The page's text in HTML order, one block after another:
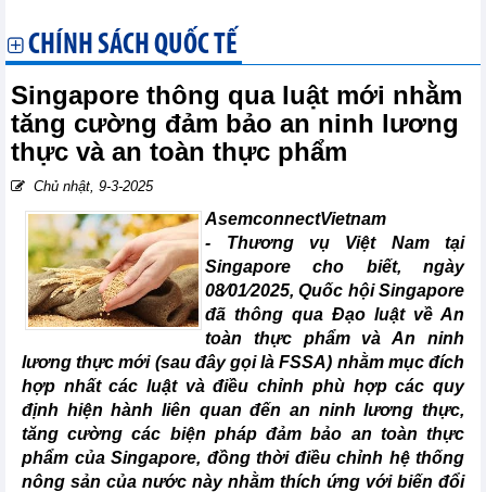
CHÍNH SÁCH QUỐC TẾ
Singapore thông qua luật mới nhằm
tăng cường đảm bảo an ninh lương
thực và an toàn thực phẩm
Chủ nhật, 9-3-2025
AsemconnectVietnam
- Thương vụ Việt Nam tại
Singapore cho biết, ngày
08⁄01⁄2025, Quốc hội Singapore
đã thông qua Đạo luật về An
toàn thực phẩm và An ninh
lương thực mới (sau đây gọi là FSSA) nhằm mục đích
hợp nhất các luật và điều chỉnh phù hợp các quy
định hiện hành liên quan đến an ninh lương thực,
tăng cường các biện pháp đảm bảo an toàn thực
phẩm của Singapore, đồng thời điều chỉnh hệ thống
nông sản của nước này nhằm thích ứng với biến đổi